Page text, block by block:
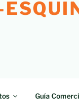
Guía